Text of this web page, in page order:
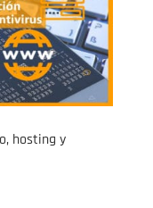
hosting y